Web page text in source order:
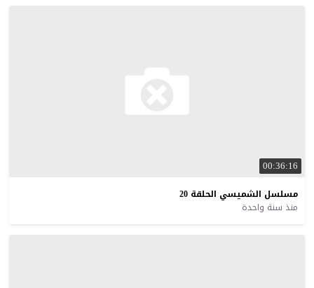
00:36:16
مسلسل الشميسي الحلقة 20
منذ سنة واحدة